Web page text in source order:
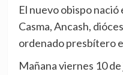
El nuevo obispo
Casma, Ancash,
ordenado presbítero
Mañana viernes 10